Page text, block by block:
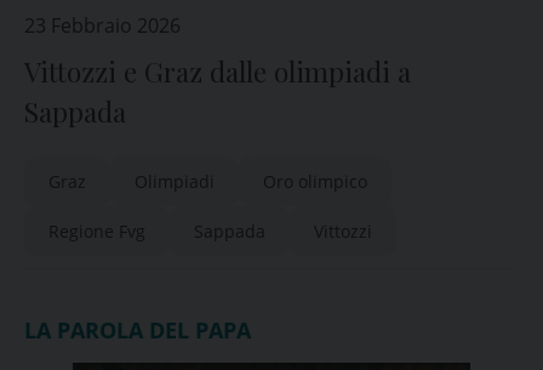
23 Febbraio 2026
Vittozzi e Graz dalle olimpiadi a
Sappada
Graz Olimpiadi Oro olimpico
Regione Fvg Sappada Vittozzi
LA PAROLA DEL PAPA